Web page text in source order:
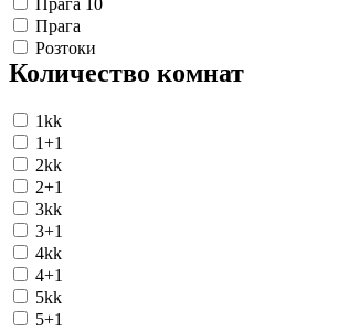
Прага
Розтоки
Количество комнат
1kk
1+1
2kk
2+1
3kk
3+1
4kk
4+1
5kk
5+1